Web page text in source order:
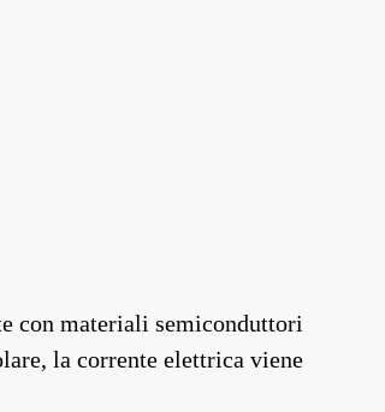
con materiali semiconduttori
la corrente elettrica viene